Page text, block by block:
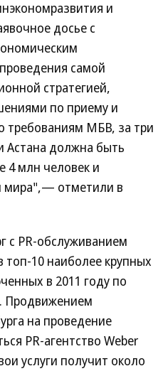
и
досье с
самой
стратегией,
по приему и
требованиям МБВ, за три
Астана должна быть
4 млн человек и
мира",— отметили в
с PR-обслуживанием
10 наиболее крупных
в 2011 году по
Продвижением
на проведение
PR-агентство Weber
услуги получит около